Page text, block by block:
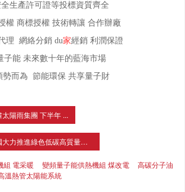
生產許可證等投標資質齊全
權 商標授權 技術轉讓 合作辦廠
理 網絡分銷 du家經銷 利潤保證
子能 未來數十年的藍海市場
勢而為 節能環保 共享量子財
太陽雨集團 下半年 ...
中國大力推進綠色低碳高質量發展
組 電采暖 變頻量子能供熱機組 煤改電
高碳分子油
溫熱管太陽能系統